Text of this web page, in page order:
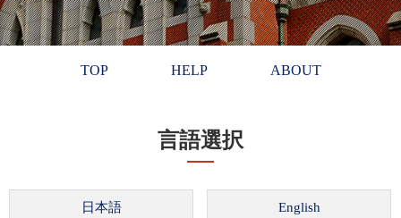
TOP HELP ABOUT
言語選択